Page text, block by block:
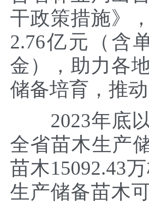
干政策措施》
2.76亿元（含
金），助力各
储备培育，推
2023年底以
全省苗木生产
苗木15092.43
生产储备苗木